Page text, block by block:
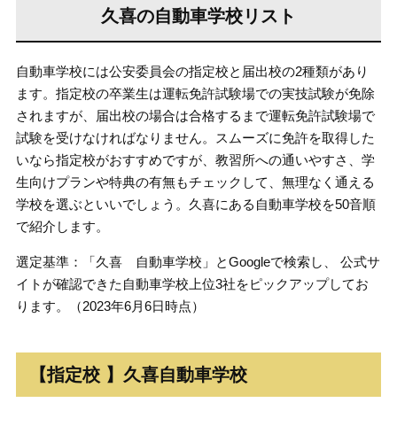
久喜の自動車学校リスト
自動車学校には公安委員会の指定校と届出校の2種類があり
ます。指定校の卒業生は運転免許試験場での実技試験が免除
されますが、届出校の場合は合格するまで運転免許試験場で
試験を受けなければなりません。スムーズに免許を取得した
いなら指定校がおすすめですが、教習所への通いやすさ、学
生向けプランや特典の有無もチェックして、無理なく通える
学校を選ぶといいでしょう。久喜にある自動車学校を50音順
で紹介します。
選定基準：「久喜 自動車学校」とGoogleで検索し、 公式サ
イトが確認できた自動車学校上位3社をピックアップしてお
ります。（2023年6月6日時点）
【指定校 】久喜自動車学校